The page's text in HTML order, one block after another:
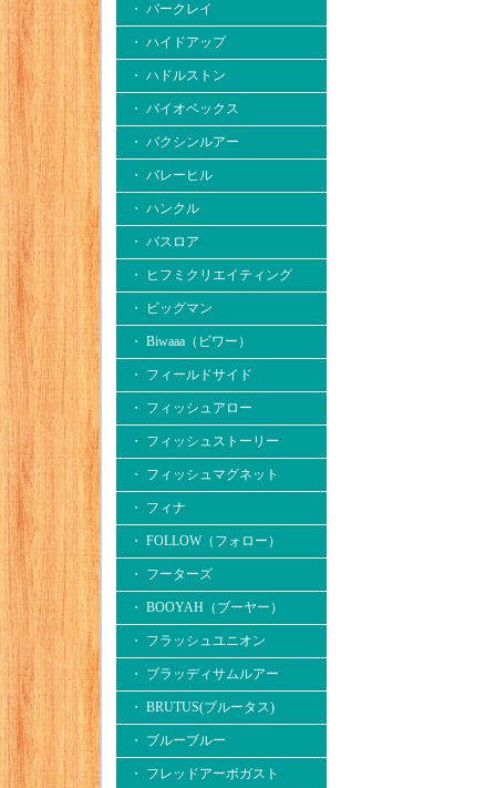
・ バークレイ
・ ハイドアップ
・ ハドルストン
・ バイオベックス
・ バクシンルアー
・ バレーヒル
・ ハンクル
・ バスロア
・ ヒフミクリエイティング
・ ビッグマン
・ Biwaaa（ビワー）
・ フィールドサイド
・ フィッシュアロー
・ フィッシュストーリー
・ フィッシュマグネット
・ フィナ
・ FOLLOW（フォロー）
・ フーターズ
・ BOOYAH（ブーヤー）
・ フラッシュユニオン
・ ブラッディサムルアー
・ BRUTUS(ブルータス)
・ ブルーブルー
・ フレッドアーボガスト